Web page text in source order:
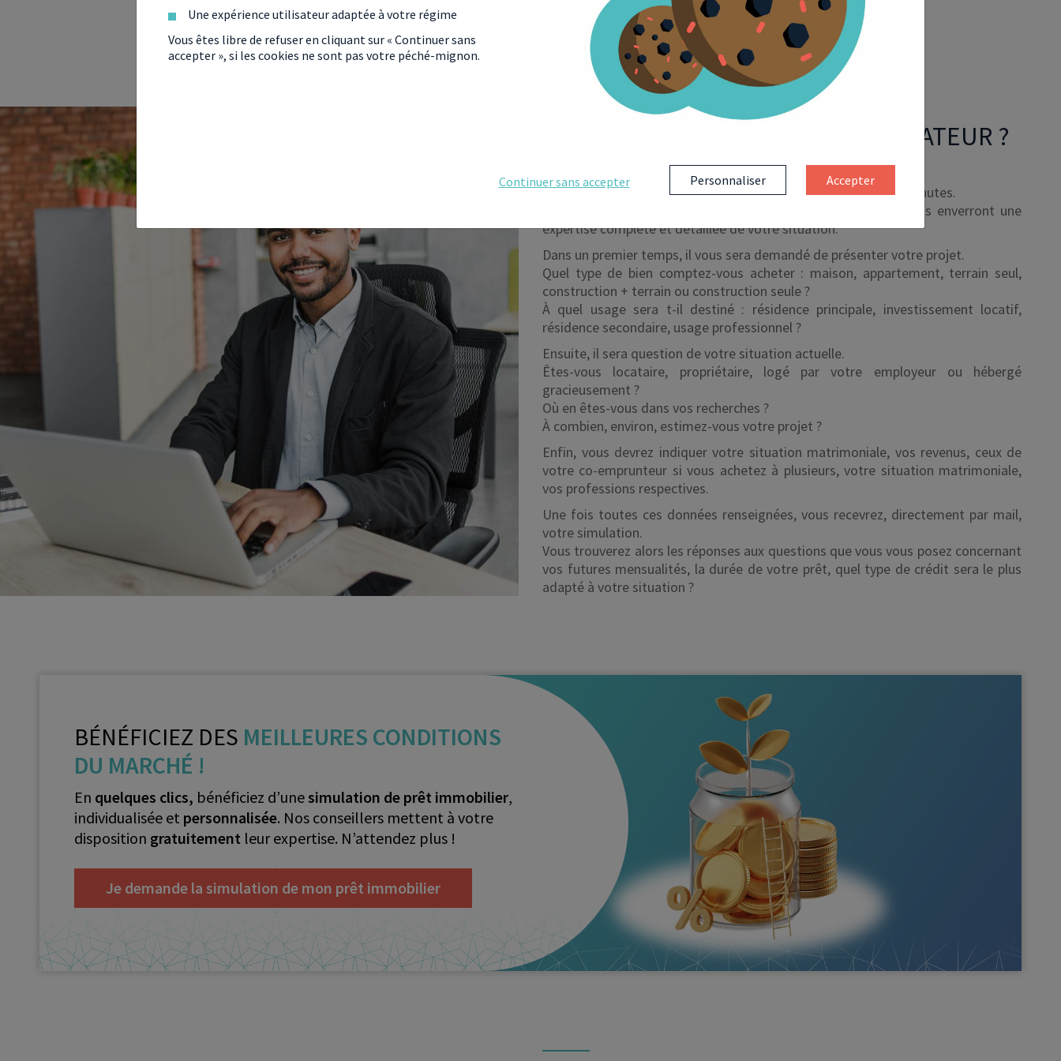
COMMENT FONCTIONNE LE SIMULATEUR ?
Réaliser une simulation de prêt ne vous prendra pas plus de 5 minutes.
Après avoir répondu à plusieurs questions, nos conseillers vous enverront une
expertise complète et détaillée de votre situation.
Dans un premier temps, il vous sera demandé de présenter votre projet.
Quel type de bien comptez-vous acheter : maison, appartement, terrain seul,
construction + terrain ou construction seule ?
À quel usage sera t-il destiné : résidence principale, investissement locatif,
résidence secondaire, usage professionnel ?
Ensuite, il sera question de votre situation actuelle.
Êtes-vous locataire, propriétaire, logé par votre employeur ou hébergé
gracieusement ?
Où en êtes-vous dans vos recherches ?
À combien, environ, estimez-vous votre projet ?
Enfin, vous devrez indiquer votre situation matrimoniale, vos revenus, ceux de
votre co-emprunteur si vous achetez à plusieurs, votre situation matrimoniale,
vos professions respectives.
Une fois toutes ces données renseignées, vous recevrez, directement par mail,
votre simulation.
Vous trouverez alors les réponses aux questions que vous vous posez concernant
vos futures mensualités, la durée de votre prêt, quel type de crédit sera le plus
adapté à votre situation ?
BÉNÉFICIEZ DES MEILLEURES CONDITIONS
DU MARCHÉ !
En quelques clics, bénéficiez d’unesimulation de prêt immobilier,
individualisée et personnalisée. Nos conseillers mettent à votre
disposition gratuitement leur expertise. N’attendez plus !
Je demande la simulation de mon prêt immobilier
Une expérience utilisateur adaptée à votre régime
Vous êtes libre de refuser en cliquant sur « Continuer sans
accepter », si les cookies ne sont pas votre péché-mignon.
Continuer sans accepter Personnaliser Accepter